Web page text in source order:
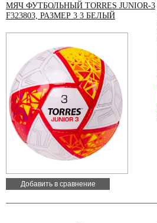
МЯЧ ФУТБОЛЬНЫЙ TORRES JUNIOR-3
F323803, РАЗМЕР 3 3 БЕЛЫЙ
Добавить в сравнение